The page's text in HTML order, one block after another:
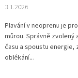
č
l
n
k
3.1.2026
Plavání v neoprenu je
můrou. Správně
času a spoustu energie,
oblékání...